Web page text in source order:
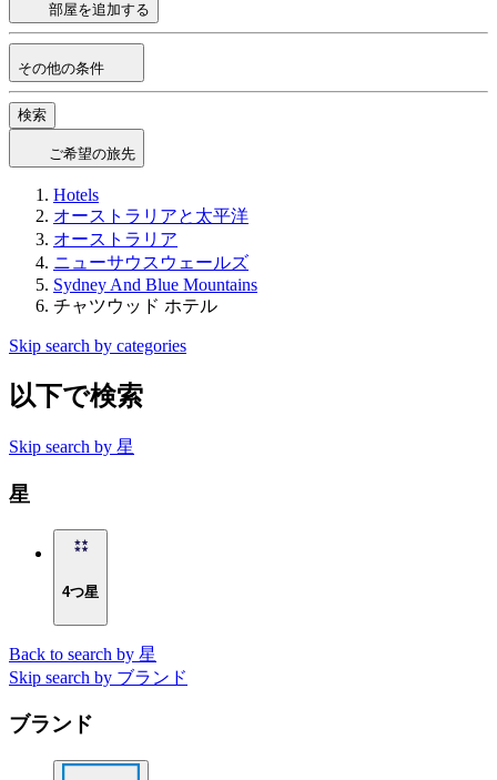
部屋を追加する
その他の条件
検索
ご希望の旅先
Hotels
オーストラリアと太平洋
オーストラリア
ニューサウスウェールズ
Sydney And Blue Mountains
チャツウッド ホテル
Skip search by categories
以下で検索
Skip search by 星
星
4つ星
Back to search by 星
Skip search by ブランド
ブランド